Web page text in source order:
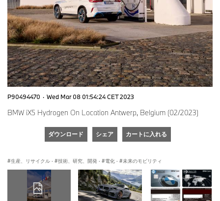
P90494470 · Wed Mar 08 01:54:24 CET 2023
BMW iX5 Hydrogen On Location Antwerp, Belgium (02/2023)
ダウンロード シェア カートに入れる
生産、リサイクル · 技術、研究、開発 · 電化 · 未来のモビリティ